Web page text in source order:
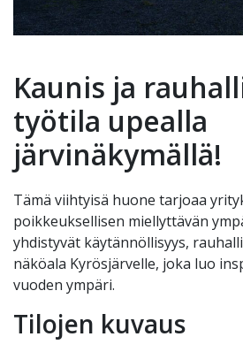
Kaunis ja
työtila upealla
järvinäkymällä!
Tämä viihtyisä huone tarjoaa
poikkeuksellisen miellyttävän
yhdistyvät käytännöllisyys,
näköala Kyrösjärvelle, joka luo
vuoden ympäri.
Tilojen kuvaus